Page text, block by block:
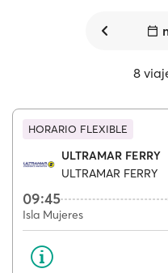
8
HORARIO FLEXIBLE
ULTRAMAR FERRY
ULTRAMAR FERRY
09:45
Isla Mujeres